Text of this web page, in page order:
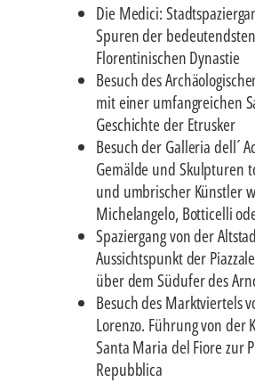
Die Medici:
Spuren der bedeutendsten
Florentinischen Dynastie
Besuch des
mit einer umfangreichen
Geschichte der Etrusker
Besuch der Galleria dell´
Gemälde und Skulpturen
und umbrischer Künstler
Michelangelo, Botticelli
Spaziergang von der
Aussichtspunkt der
über dem Südufer des
Besuch des Marktviertels
Lorenzo. Führung von der
Santa Maria del Fiore zur
Repubblica